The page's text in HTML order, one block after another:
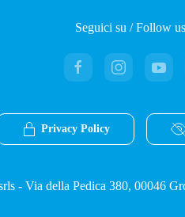
Seguici su / Follow
Privacy Policy
- Via della Pedica 380, 00046